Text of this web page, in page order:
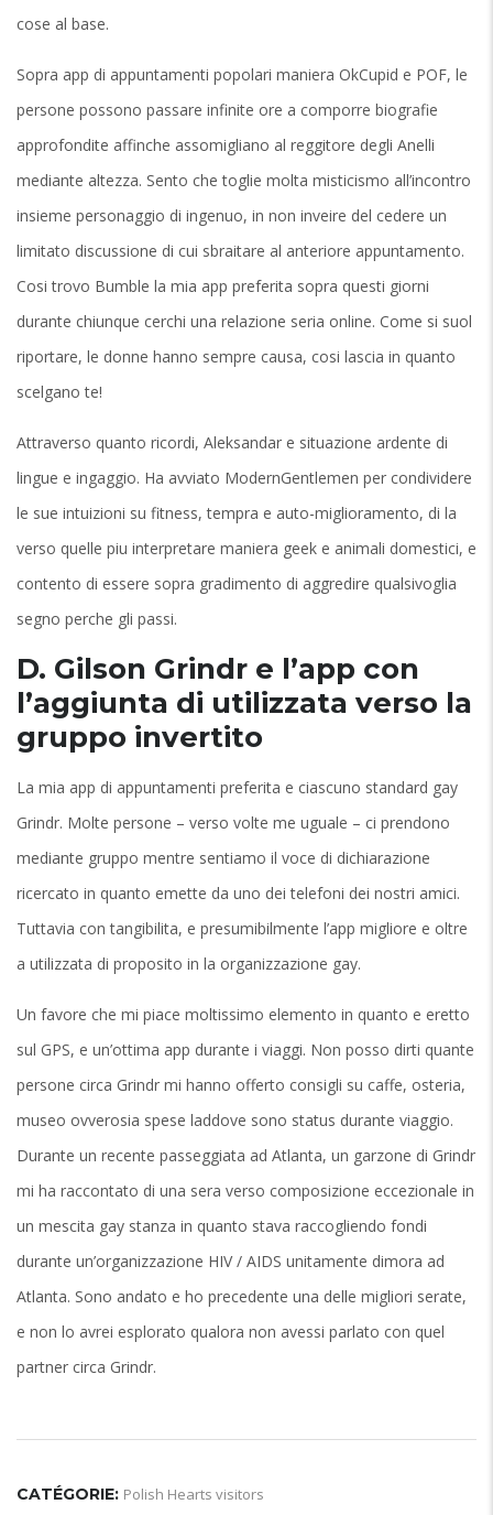
cose al base.
Sopra app di appuntamenti popolari maniera OkCupid e POF, le
persone possono passare infinite ore a comporre biografie
approfondite affinche assomigliano al reggitore degli Anelli
mediante altezza. Sento che toglie molta misticismo all’incontro
insieme personaggio di ingenuo, in non inveire del cedere un
limitato discussione di cui sbraitare al anteriore appuntamento.
Cosi trovo Bumble la mia app preferita sopra questi giorni
durante chiunque cerchi una relazione seria online. Come si suol
riportare, le donne hanno sempre causa, cosi lascia in quanto
scelgano te!
Attraverso quanto ricordi, Aleksandar e situazione ardente di
lingue e ingaggio. Ha avviato ModernGentlemen per condividere
le sue intuizioni su fitness, tempra e auto-miglioramento, di la
verso quelle piu interpretare maniera geek e animali domestici, e
contento di essere sopra gradimento di aggredire qualsivoglia
segno perche gli passi.
D. Gilson Grindr e l’app con
l’aggiunta di utilizzata verso la
gruppo invertito
La mia app di appuntamenti preferita e ciascuno standard gay
Grindr. Molte persone – verso volte me uguale – ci prendono
mediante gruppo mentre sentiamo il voce di dichiarazione
ricercato in quanto emette da uno dei telefoni dei nostri amici.
Tuttavia con tangibilita, e presumibilmente l’app migliore e oltre
a utilizzata di proposito in la organizzazione gay.
Un favore che mi piace moltissimo elemento in quanto e eretto
sul GPS, e un’ottima app durante i viaggi. Non posso dirti quante
persone circa Grindr mi hanno offerto consigli su caffe, osteria,
museo ovverosia spese laddove sono status durante viaggio.
Durante un recente passeggiata ad Atlanta, un garzone di Grindr
mi ha raccontato di una sera verso composizione eccezionale in
un mescita gay stanza in quanto stava raccogliendo fondi
durante un’organizzazione HIV / AIDS unitamente dimora ad
Atlanta. Sono andato e ho precedente una delle migliori serate,
e non lo avrei esplorato qualora non avessi parlato con quel
partner circa Grindr.
CATÉGORIE: Polish Hearts visitors